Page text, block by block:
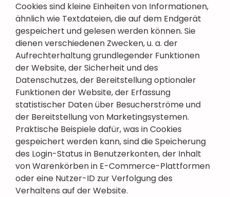
Cookies sind kleine Einheiten von Informationen,
ähnlich wie Textdateien, die auf dem Endgerät
gespeichert und gelesen werden können. Sie
dienen verschiedenen Zwecken, u. a. der
Aufrechterhaltung grundlegender Funktionen
der Website, der Sicherheit und des
Datenschutzes, der Bereitstellung optionaler
Funktionen der Website, der Erfassung
statistischer Daten über Besucherströme und
der Bereitstellung von Marketingsystemen.
Praktische Beispiele dafür, was in Cookies
gespeichert werden kann, sind die Speicherung
des Login-Status in Benutzerkonten, der Inhalt
von Warenkörben in E-Commerce-Plattformen
oder eine Nutzer-ID zur Verfolgung des
Verhaltens auf der Website.